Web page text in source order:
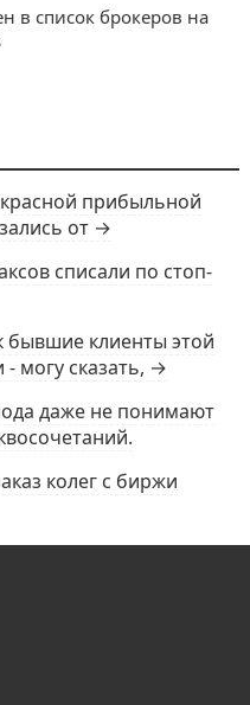
в список брокеров на
прибыльной
от →
списали по стоп-
бывшие клиенты этой
могу сказать, →
даже не понимают
колег с биржи